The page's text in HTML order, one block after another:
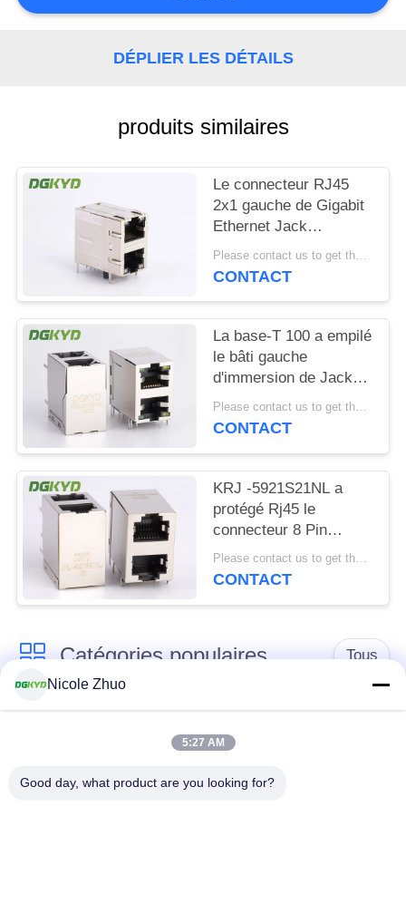
POLITIQUE
MATIÈRE
DE
PROTECTION
PRIVÉE
DÉPLIER LES DÉTAILS
produits similaires
Le connecteur RJ45
2x1 gauche de Gigabit
Ethernet Jack
modulaire 2 a
compensé le St/Jk
Please contact us to get the latest price. MOQ:1 morceau
CONTACT
La base-T 100 a empilé
le bâti gauche
d'immersion de Jack
With Magnetics Right
Angle du module 2
Please contact us to get the latest price. MOQ:1 morceau
CONTACT
KRJ -5921S21NL a
protégé Rj45 le
connecteur 8 Pin
Modular Jack que 2x1
a compensé la pile
Please contact us to get the latest price. MOQ:1 morceau
CONTACT
Catégories populaires Tous
connecteur de
connecteur protégé
par rj45
Connecteurs
Nicole Zhuo
5:27 AM
Good day, what product are you looking for?